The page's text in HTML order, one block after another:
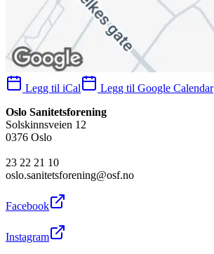
Legg til iCal
Legg til Google Calendar
Oslo Sanitetsforening
Solskinnsveien 12
0376 Oslo
23 22 21 10
oslo.sanitetsforening@osf.no
Facebook
Instagram